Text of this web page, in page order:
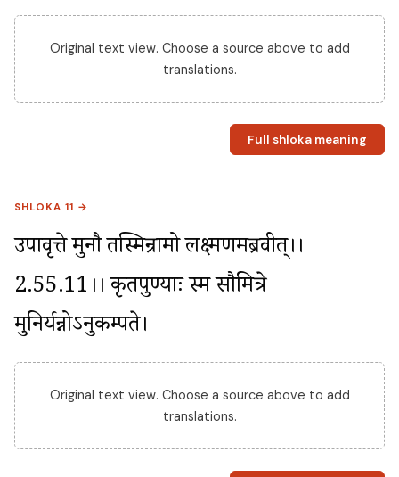
Original text view. Choose a source above to add
translations.
Full shloka meaning
SHLOKA 11 →
उपावृत्ते मुनौ तस्मिन्रामो लक्ष्मणमब्रवीत्।।
2.55.11।। कृतपुण्याः स्म सौमित्रे
मुनिर्यन्नोऽनुकम्पते।
Original text view. Choose a source above to add
translations.